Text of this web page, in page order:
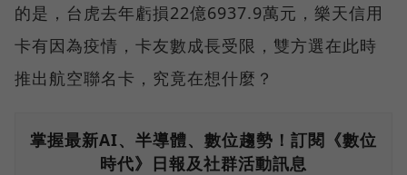
的是，台虎去年虧損22億6937.9萬元，樂天信用
卡有因為疫情，卡友數成長受限，雙方選在此時
推出航空聯名卡，究竟在想什麼？
掌握最新AI、半導體、數位趨勢！訂閱《數位
時代》日報及社群活動訊息